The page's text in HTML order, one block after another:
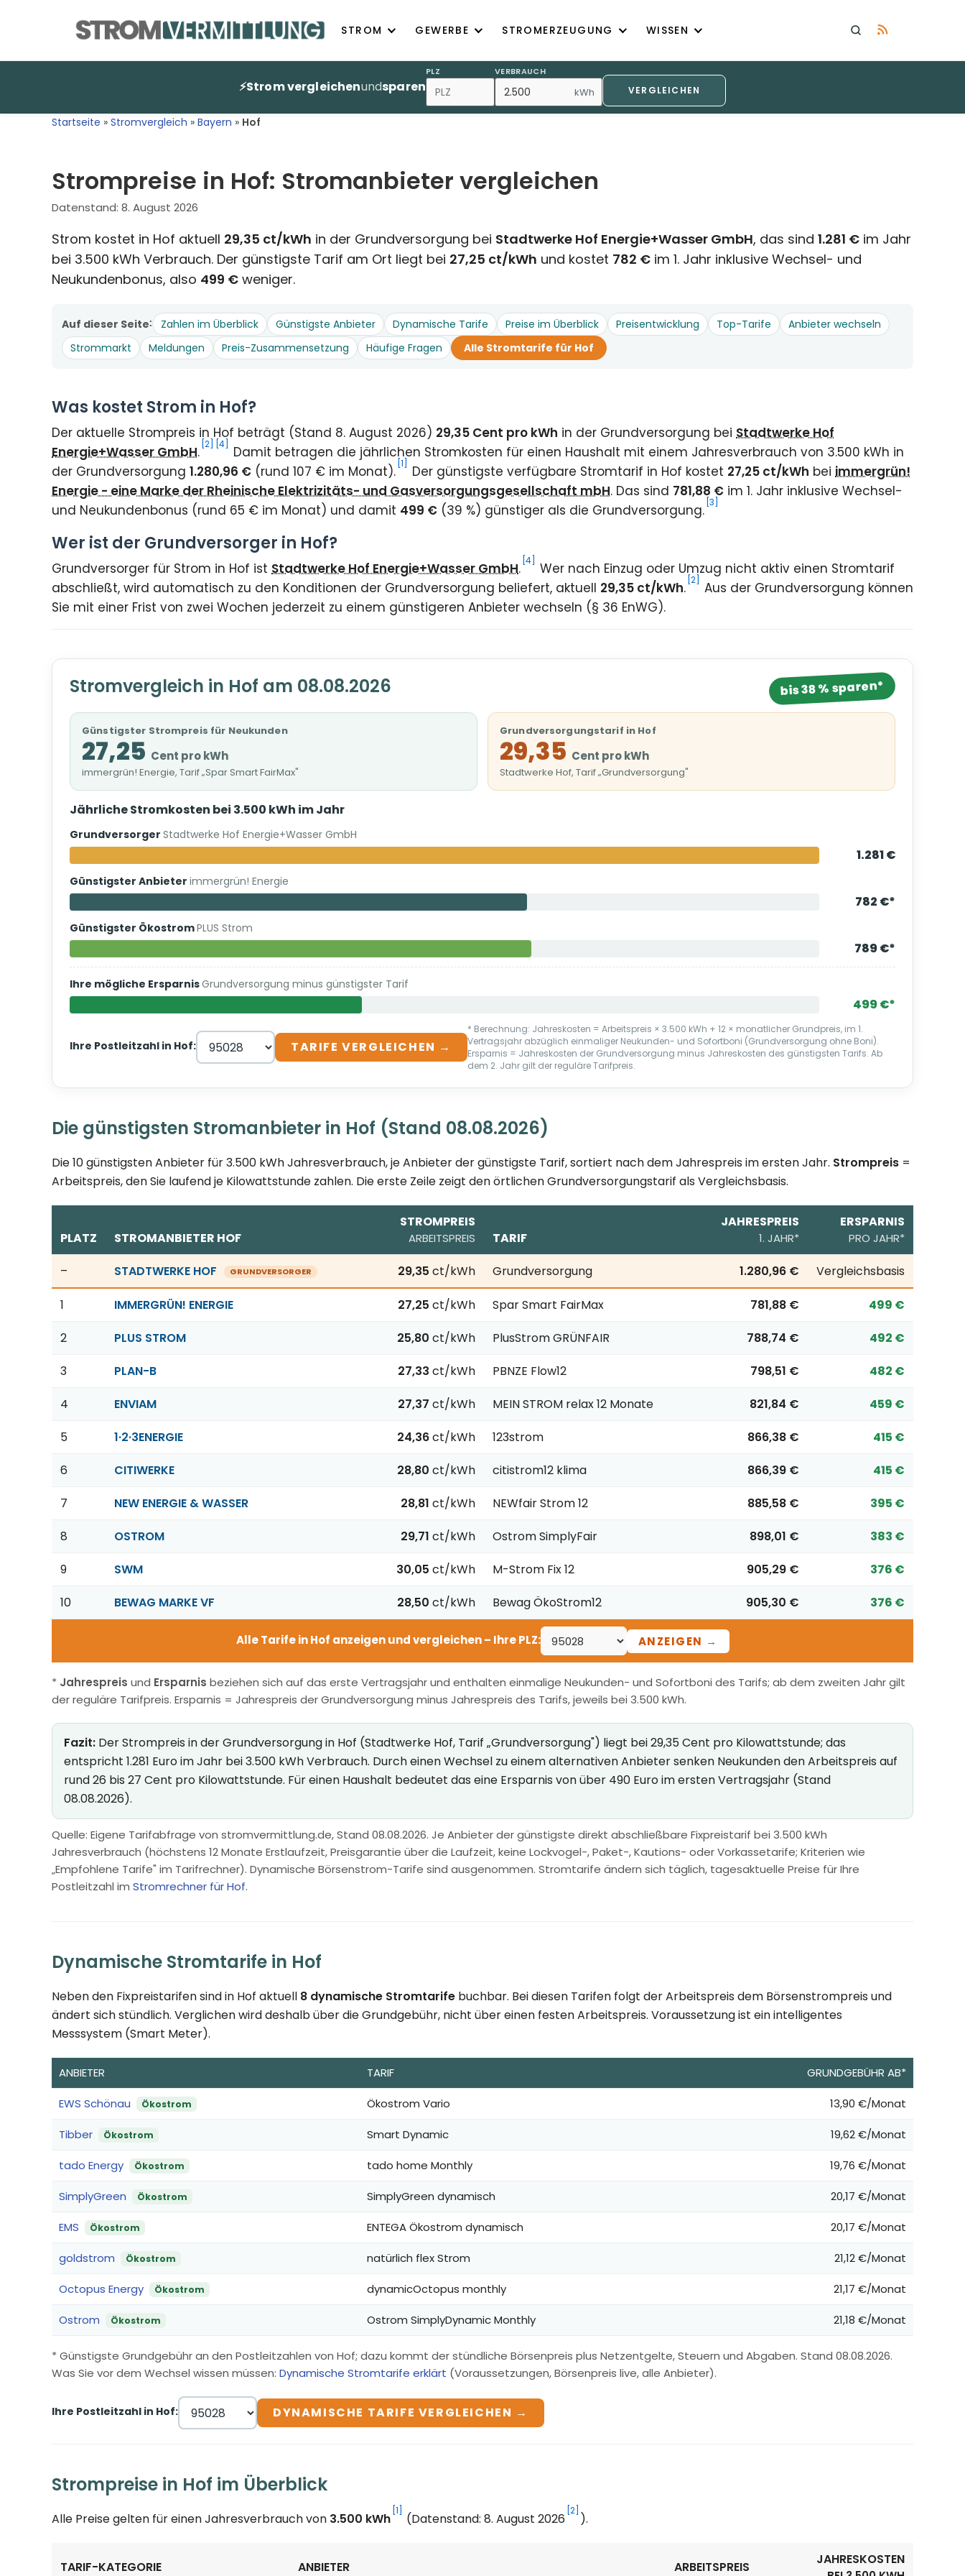
STROM GEWERBE STROMERZEUGUNG WISSEN
⚡Strom vergleichenundsparen
PLZ VERBRAUCH
kWh VERGLEICHEN
Startseite » Stromvergleich » Bayern » Hof
Strompreise in Hof: Stromanbieter vergleichen
Datenstand: 8. August 2026
Strom kostet in Hof aktuell 29,35 ct/kWh in der Grundversorgung bei Stadtwerke Hof Energie+Wasser GmbH, das sind 1.281 € im Jahr
bei 3.500 kWh Verbrauch. Der günstigste Tarif am Ort liegt bei 27,25 ct/kWh und kostet 782 € im 1. Jahr inklusive Wechsel- und
Neukundenbonus, also 499 € weniger.
Auf dieser Seite
Alle Stromtarife für Hof
Zahlen im Überblick Günstigste Anbieter Dynamische Tarife Preise im Überblick Preisentwicklung Top-Tarife
Anbieter wechseln
Strommarkt
Meldungen Preis-Zusammensetzung Häufige Fragen
Was kostet Strom in Hof?
Der aktuelle Strompreis in Hof beträgt (Stand 8. August 2026) 29,35 Cent pro kWh in der Grundversorgung bei Stadtwerke Hof
Energie+Wasser GmbH. [2] [4]
Damit betragen die jährlichen Stromkosten für einen Haushalt mit einem Jahresverbrauch von 3.500 kWh in
der Grundversorgung 1.280,96 € (rund 107 € im Monat). [1] Der günstigste verfügbare Stromtarif in Hof kostet 27,25 ct/kWh bei immergrün!
Energie - eine Marke der Rheinische Elektrizitäts- und Gasversorgungsgesellschaft mbH. Das sind 781,88 € im 1. Jahr inklusive Wechsel-
und Neukundenbonus (rund 65 € im Monat) und damit 499 € (39 %) günstiger als die Grundversorgung. [3]
Wer ist der Grundversorger in Hof?
Grundversorger für Strom in Hof ist Stadtwerke Hof Energie+Wasser GmbH. [4]
Wer nach Einzug oder Umzug nicht aktiv einen Stromtarif
abschließt, wird automatisch zu den Konditionen der Grundversorgung beliefert, aktuell 29,35 ct/kWh. [2]
Aus der Grundversorgung können
Sie mit einer Frist von zwei Wochen jederzeit zu einem günstigeren Anbieter wechseln (§ 36 EnWG).
Stromvergleich in Hof am 08.08.2026 bis 38 % sparen*
Günstigster Strompreis für Neukunden
27,25 Cent pro kWh
immergrün! Energie, Tarif „Spar Smart FairMax"
Grundversorgungstarif in Hof
29,35 Cent pro kWh
Stadtwerke Hof, Tarif „Grundversorgung"
Jährliche Stromkosten bei 3.500 kWh im Jahr
Grundversorger Stadtwerke Hof Energie+Wasser GmbH
1.281 €
Günstigster Anbieter immergrün! Energie
782 €*
Günstigster ÖkostromPLUS Strom
789 €*
Ihre mögliche ErsparnisGrundversorgung minus günstigster Tarif
499 €*
Ihre Postleitzahl in Hof: TARIFE VERGLEICHEN →
* Berechnung: Jahreskosten = Arbeitspreis × 3.500 kWh + 12 × monatlicher Grundpreis, im 1.
Vertragsjahr abzüglich einmaliger Neukunden- und Sofortboni (Grundversorgung ohne Boni).
Ersparnis = Jahreskosten der Grundversorgung minus Jahreskosten des günstigsten Tarifs. Ab
dem 2. Jahr gilt der reguläre Tarifpreis.
Die günstigsten Stromanbieter in Hof (Stand 08.08.2026)
Die 10 günstigsten Anbieter für 3.500 kWh Jahresverbrauch, je Anbieter der günstigste Tarif, sortiert nach dem Jahrespreis im ersten Jahr. Strompreis =
Arbeitspreis, den Sie laufend je Kilowattstunde zahlen. Die erste Zeile zeigt den örtlichen Grundversorgungstarif als Vergleichsbasis.
Günstigste Stromanbieter in Hof, Stand 08.08.2026; je Anbieter der günstigste Tarif bei 3.500 kWh Jahresverbrauch; erste Zeile = örtlicher Grundversorgungstarif
PLATZ STROMANBIETER HOF
STROMPREIS
ARBEITSPREIS TARIF
JAHRESPREIS
1. JAHR*
ERSPARNIS
PRO JAHR*
– STADTWERKE HOF GRUNDVERSORGER 29,35 ct/kWh Grundversorgung 1.280,96 € Vergleichsbasis
1 IMMERGRÜN! ENERGIE 27,25 ct/kWh Spar Smart FairMax 781,88 €
499 €
2
PLUS STROM 25,80 ct/kWh PlusStrom GRÜNFAIR 788,74 €
492 €
3
PLAN-B 27,33 ct/kWh PBNZE Flow12 798,51 €
482 €
4
ENVIAM 27,37 ct/kWh MEIN STROM relax 12 Monate 821,84 €
459 €
5
1·2·3ENERGIE 24,36ct/kWh 123strom 866,38 €
415 €
6
CITIWERKE 28,80 ct/kWh citistrom12 klima 866,39 €
415 €
7
NEW ENERGIE & WASSER 28,81 ct/kWh NEWfair Strom 12 885,58 €
395 €
8
OSTROM 29,71 ct/kWh Ostrom SimplyFair 898,01 €
383 €
9
SWM 30,05 ct/kWh M-Strom Fix 12 905,29 €
376 €
10
BEWAG MARKE VF 28,50 ct/kWh Bewag ÖkoStrom12 905,30 € 376 €
Alle Tarife in Hof anzeigen und vergleichen – Ihre PLZ: ANZEIGEN →
* Jahrespreis und Ersparnis beziehen sich auf das erste Vertragsjahr und enthalten einmalige Neukunden- und Sofortboni des Tarifs; ab dem zweiten Jahr gilt
der reguläre Tarifpreis. Ersparnis = Jahrespreis der Grundversorgung minus Jahrespreis des Tarifs, jeweils bei 3.500 kWh.
Fazit: Der Strompreis in der Grundversorgung in Hof (Stadtwerke Hof, Tarif „Grundversorgung") liegt bei 29,35 Cent pro Kilowattstunde; das
entspricht 1.281 Euro im Jahr bei 3.500 kWh Verbrauch. Durch einen Wechsel zu einem alternativen Anbieter senken Neukunden den Arbeitspreis auf
rund 26 bis 27 Cent pro Kilowattstunde. Für einen Haushalt bedeutet das eine Ersparnis von über 490 Euro im ersten Vertragsjahr (Stand
08.08.2026).
Quelle: Eigene Tarifabfrage von stromvermittlung.de, Stand 08.08.2026. Je Anbieter der günstigste direkt abschließbare Fixpreistarif bei 3.500 kWh
Jahresverbrauch (höchstens 12 Monate Erstlaufzeit, Preisgarantie über die Laufzeit, keine Lockvogel-, Paket-, Kautions- oder Vorkassetarife; Kriterien wie
„Empfohlene Tarife" im Tarifrechner). Dynamische Börsenstrom-Tarife sind ausgenommen. Stromtarife ändern sich täglich, tagesaktuelle Preise für Ihre
Postleitzahl im Stromrechner für Hof.
Dynamische Stromtarife in Hof
Neben den Fixpreistarifen sind in Hof aktuell 8 dynamische Stromtarife buchbar. Bei diesen Tarifen folgt der Arbeitspreis dem Börsenstrompreis und
ändert sich stündlich. Verglichen wird deshalb über die Grundgebühr, nicht über einen festen Arbeitspreis. Voraussetzung ist ein intelligentes
Messsystem (Smart Meter).
ANBIETER TARIF GRUNDGEBÜHR AB*
EWS Schönau Ökostrom Ökostrom Vario 13,90 €/Monat
Tibber Ökostrom Smart Dynamic 19,62 €/Monat
tado Energy Ökostrom tado home Monthly 19,76 €/Monat
SimplyGreen Ökostrom SimplyGreen dynamisch 20,17 €/Monat
EMS Ökostrom ENTEGA Ökostrom dynamisch 20,17 €/Monat
goldstrom Ökostrom natürlich flex Strom 21,12 €/Monat
Octopus Energy Ökostrom dynamicOctopus monthly 21,17 €/Monat
Ostrom Ökostrom Ostrom SimplyDynamic Monthly 21,18 €/Monat
* Günstigste Grundgebühr an den Postleitzahlen von Hof; dazu kommt der stündliche Börsenpreis plus Netzentgelte, Steuern und Abgaben. Stand 08.08.2026.
Was Sie vor dem Wechsel wissen müssen: Dynamische Stromtarife erklärt (Voraussetzungen, Börsenpreis live, alle Anbieter).
Ihre Postleitzahl in Hof: DYNAMISCHE TARIFE VERGLEICHEN →
Strompreise in Hof im Überblick
Alle Preise gelten für einen Jahresverbrauch von 3.500 kWh [1] (Datenstand: 8. August 2026 [2] ).
TARIF-KATEGORIE ANBIETER ARBEITSPREIS JAHRESKOSTEN